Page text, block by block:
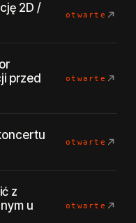
2D /
otwarte
przed
otwarte
otwarte
z
u
otwarte